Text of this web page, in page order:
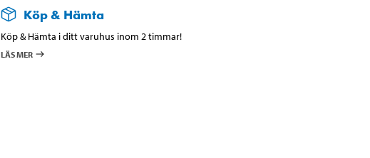
Köp & Hämta
Köp & Hämta i ditt varuhus inom 2 timmar!
LÄS MER